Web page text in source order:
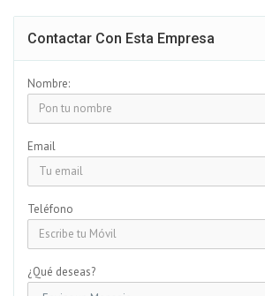
Contactar Con Esta Empresa
Nombre:
Email
Teléfono
¿Qué deseas?